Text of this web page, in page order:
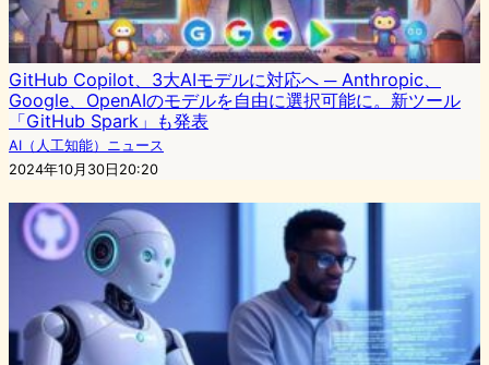
GitHub Copilot、3大AIモデルに対応へ ─ Anthropic、
Google、OpenAIのモデルを自由に選択可能に。新ツール
「GitHub Spark」も発表
AI（人工知能）ニュース
2024年10月30日20:20